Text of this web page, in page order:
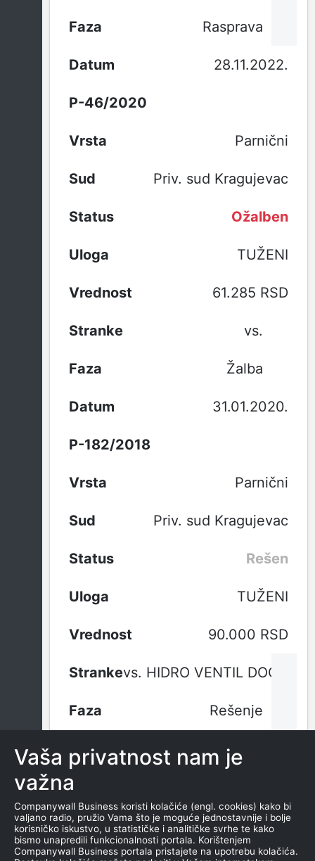
Rasprava
28.11.2022.
P-46/2020
Parnični
Priv. sud Kragujevac
Ožalben
TUŽENI
61.285 RSD
vs.
Žalba
31.01.2020.
P-182/2018
Parnični
Priv. sud Kragujevac
Rešen
TUŽENI
90.000 RSD
vs. HIDRO VENTIL DOO
Rešenje
15.03.2018.
Vaša privatnost nam je
važna
Companywall Business koristi kolačiće (engl. cookies) kako bi
valjano radio, pružio Vama što je moguće jednostavnije i bolje
korisničko iskustvo, u statističke i analitičke svrhe te kako
bismo unapredili funkcionalnosti portala. Korištenjem
Companywall Business portala pristajete na upotrebu kolačića.